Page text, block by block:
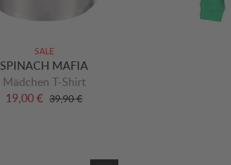
SALE
SPINACH MAFIA
Mädchen T-Shirt
19,00 € 39,90 €